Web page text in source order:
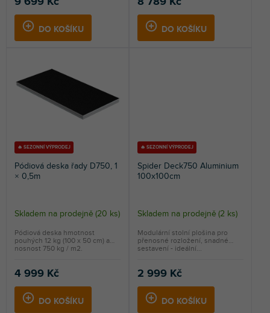
DO KOŠÍKU DO KOŠÍKU
🔥 SEZONNÍ VÝPRODEJ
Pódiová deska řady D750, 1
× 0,5m
Skladem na prodejně (20 ks)
4 999 Kč
DO KOŠÍKU
Pódiová deska hmotnost
pouhých 12 kg (100 x 50 cm) a
nosnost 750 kg / m2.
🔥 SEZONNÍ VÝPRODEJ
Spider Deck750 Aluminium
100x100cm
Skladem na prodejně (2 ks)
2 999 Kč
DO KOŠÍKU
Modulární stolní plošina pro
přenosné rozložení, snadné
sestavení - ideální...